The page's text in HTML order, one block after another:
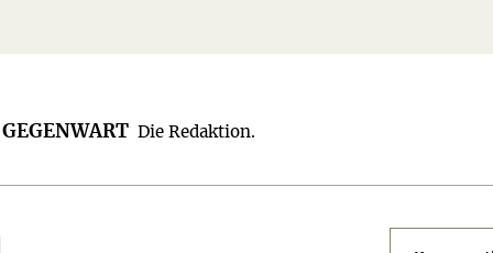
Die Redaktion.